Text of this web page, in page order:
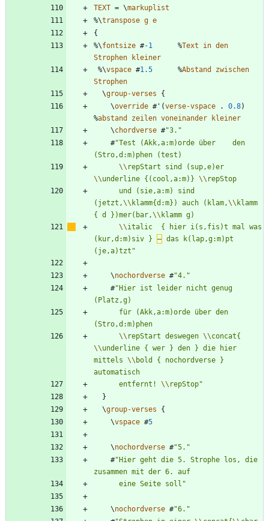
TEXT = \markuplist
%\transpose g e
{
%\fontsize #-1 %Text in den
Strophen
kleiner
%\vspace #1.5 %Abstand
zwischen
Strophen
\group-verses
{
\override #' (verse-vspace . 0.8)
%abstand zeilen voneinander
kleiner
\chordverse #"3. "
#"Test (Akk,a:m)orde über    den
\\
\\underline {(cool,a:m)} \\
(jetzt,\\ klamm{d:m}) auch (klam,\\ klamm
{ d })mer(bar,\\
\\italic  { hier i(s,fis)t mal was
(kur,d:m)siv } – das k(lap,g:m)pt
(je,a)tzt "
\nochordverse #"4. "
#"Hier ist leider nicht genug
\\ repStart deswegen \\
\\underline { wer } den } die hier
mittels \\ bold { nochordverse }
      entfernt!
\\ repStop"
}
\group-verses
{
\vspace #5
\nochordverse #"5. "
#"Hier geht die 5. Strophe los, die
      eine Seite soll
"
\nochordverse #"6. "